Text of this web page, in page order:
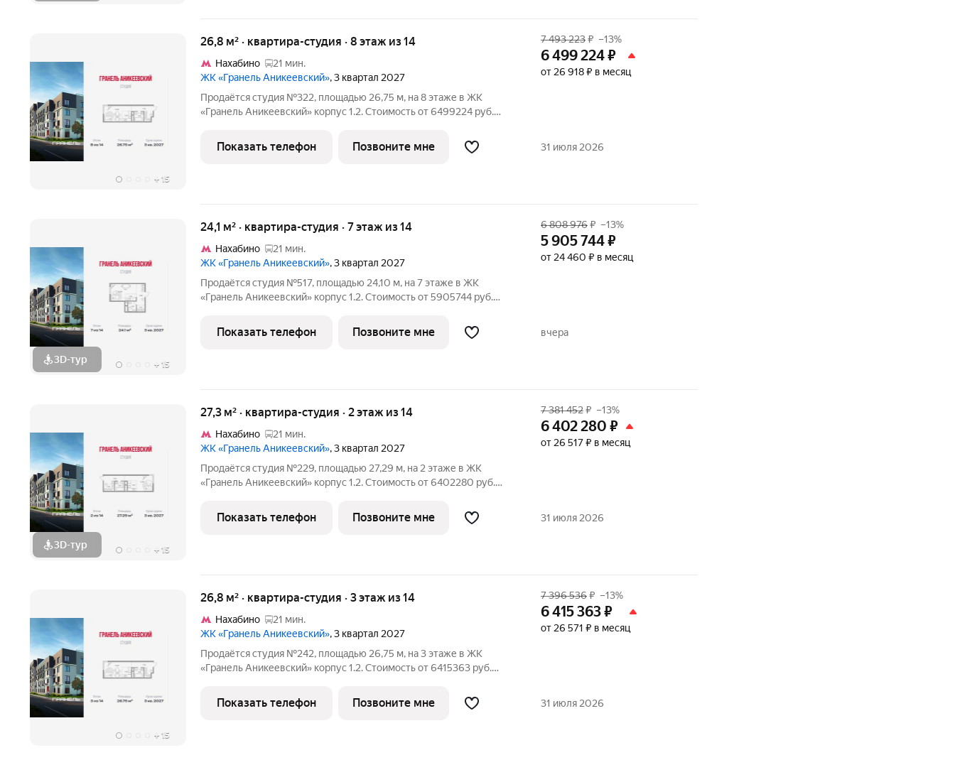
+ 15
26,8 м² · квартира-студия · 8 этаж из 14
Нахабино
21 мин.
ЖК «Гранель Аникеевский», 3 квартал 2027
Продаётся студия №322, площадью 26,75 м, на 8 этаже в ЖК
«Гранель Аникеевский» корпус 1.2. Стоимость от 6499224 руб.
расположился в экологически чистом районе Подмосковья всего
в 12 км
7 493 223₽ –13%
6 499 224₽
от 26 918 ₽ в месяц
Показать телефон Позвоните мне 31 июля 2026
3D-тур + 15
24,1 м² · квартира-студия · 7 этаж из 14
Нахабино
21 мин.
ЖК «Гранель Аникеевский», 3 квартал 2027
Продаётся студия №517, площадью 24,10 м, на 7 этаже в ЖК
«Гранель Аникеевский» корпус 1.2. Стоимость от 5905744 руб.
Проект расположился в экологически чистом районе
Подмосковья всего в
6 808 976₽ –13%
5 905 744₽
от 24 460 ₽ в месяц
Показать телефон Позвоните мне вчера
3D-тур + 15
27,3 м² · квартира-студия · 2 этаж из 14
Нахабино
21 мин.
ЖК «Гранель Аникеевский», 3 квартал 2027
Продаётся студия №229, площадью 27,29 м, на 2 этаже в ЖК
«Гранель Аникеевский» корпус 1.2. Стоимость от 6402280 руб.
расположился в экологически чистом районе Подмосковья всего
в 12 км
7 381 452₽ –13%
6 402 280 ₽
от 26 517 ₽ в месяц
Показать телефон Позвоните мне 31 июля 2026
+ 15
26,8 м² · квартира-студия · 3 этаж из 14
Нахабино
21 мин.
ЖК «Гранель Аникеевский», 3 квартал 2027
Продаётся студия №242, площадью 26,75 м, на 3 этаже в ЖК
«Гранель Аникеевский» корпус 1.2. Стоимость от 6415363 руб.
расположился в экологически чистом районе Подмосковья всего
в 12 км
7 396 536₽ –13%
6 415 363₽
от 26 571 ₽ в месяц
Показать телефон Позвоните мне 31 июля 2026